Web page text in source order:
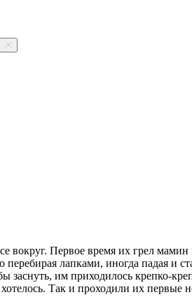
вокруг. Первое время их грел
лапками, иногда падая и
заснуть, им приходилось крепко-
Так и проходили их первые